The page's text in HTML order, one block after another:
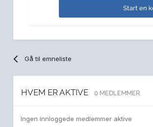
Start en
Gå til emneliste
HVEM ER AKTIVE 0 MEDLEMMER
Ingen innloggede medlemmer aktive